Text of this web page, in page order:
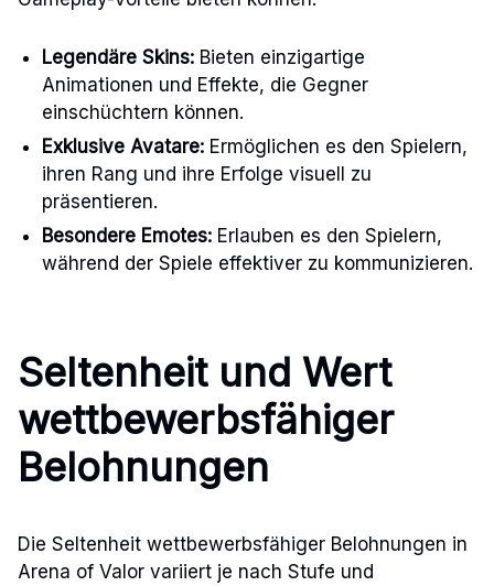
Legendäre Skins: Bieten einzigartige
Animationen und Effekte, die Gegner
einschüchtern können.
Exklusive Avatare: Ermöglichen es den Spielern,
ihren Rang und ihre Erfolge visuell zu
präsentieren.
Besondere Emotes: Erlauben es den Spielern,
während der Spiele effektiver zu kommunizieren.
Seltenheit und Wert
wettbewerbsfähiger
Belohnungen
Die Seltenheit wettbewerbsfähiger Belohnungen in
Arena of Valor variiert je nach Stufe und